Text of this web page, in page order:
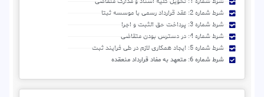
شرط شماره 2: عقد قرارداد رسمی با موسسه ثبتا
شرط شماره 3: پرداخت حق الثبت و اجرا
شرط شماره 4: در دسترس بودن متقاضی
شرط شماره 5: ایجاد همکاری لازم در طی فرایند ثبت
شرط شماره 6: متعهد به مفاد قرارداد منعقده